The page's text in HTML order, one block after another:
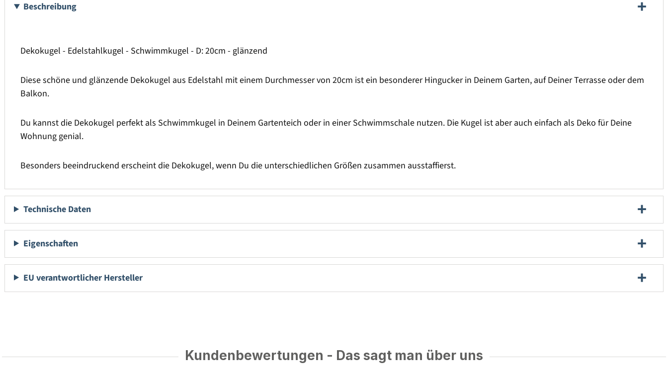
Beschreibung
Dekokugel - Edelstahlkugel - Schwimmkugel - D: 20cm - glänzend
Diese schöne und glänzende Dekokugel aus Edelstahl mit einem Durchmesser von 20cm ist ein besonderer Hingucker in Deinem Garten, auf Deiner Terrasse oder dem
Balkon.
Du kannst die Dekokugel perfekt als Schwimmkugel in Deinem Gartenteich oder in einer Schwimmschale nutzen. Die Kugel ist aber auch einfach als Deko für Deine
Wohnung genial.
Besonders beeindruckend erscheint die Dekokugel, wenn Du die unterschiedlichen Größen zusammen ausstaffierst.
Technische Daten
Eigenschaften
EU verantwortlicher Hersteller
Kundenbewertungen - Das sagt man über uns